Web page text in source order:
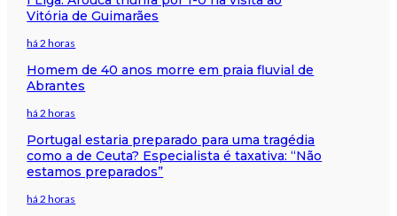
Vitória de Guimarães
há 2 horas
Homem de 40 anos morre em praia fluvial de
Abrantes
há 2 horas
Portugal estaria preparado para uma tragédia
como a de Ceuta? Especialista é taxativa: “Não
estamos preparados”
há 2 horas